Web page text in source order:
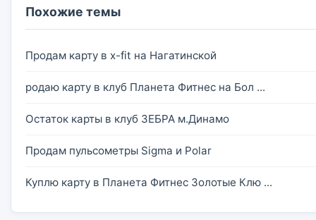
Похожие темы
Продам карту в x-fit на Нагатинской
родаю карту в клуб Планета Фитнес на Бол ...
Остаток карты в клуб ЗЕБРА м.Динамо
Продам пульсометры Sigma и Polar
Куплю карту в Планета Фитнес Золотые Клю ...